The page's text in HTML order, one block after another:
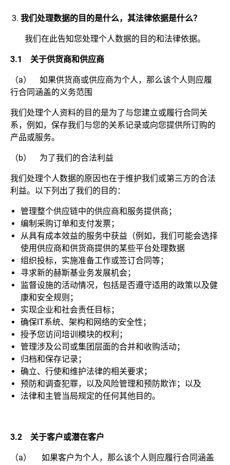
我们处理数据的目的是什么，其法律依据是什么？
我们在此告知您处理个人数据的目的和法律依据。
3.1 关于供货商和供应商
（a） 如果供货商或供应商为个人，那么该个人则应履
行合同涵盖的义务范围
我们处理个人资料的目的是为了与您建立或履行合同关
系，例如，保存我们与您的关系记录或向您提供所订购的
产品或服务。
（b） 为了我们的合法利益
我们处理个人数据的原因也在于维护我们或第三方的合法
利益。以下列出了我们的目的：
管理整个供应链中的供应商和服务提供商；
编制采购订单和支付发票；
从具有成本效益的服务中获益（例如，我们可能会选择
使用供应商和供货商提供的某些平台处理数据
组织投标，实施准备工作或签订合同等；
寻求新的赫斯基业务发展机会；
监督设施的活动情况，包括是否遵守适用的政策以及健
康和安全规则；
实现企业和社会责任目标；
确保IT系统、架构和网络的安全性；
授予您访问培训模块的权利；
管理涉及公司或集团层面的合并和收购活动；
归档和保存记录；
确立、行使和维护法律的相关要求；
预防和调查犯罪，以及风险管理和预防欺诈；以及
法律和主管当局规定的任何其他目的。
3.2 关于客户或潜在客户
（a） 如果客户为个人，那么该个人则应履行合同涵盖